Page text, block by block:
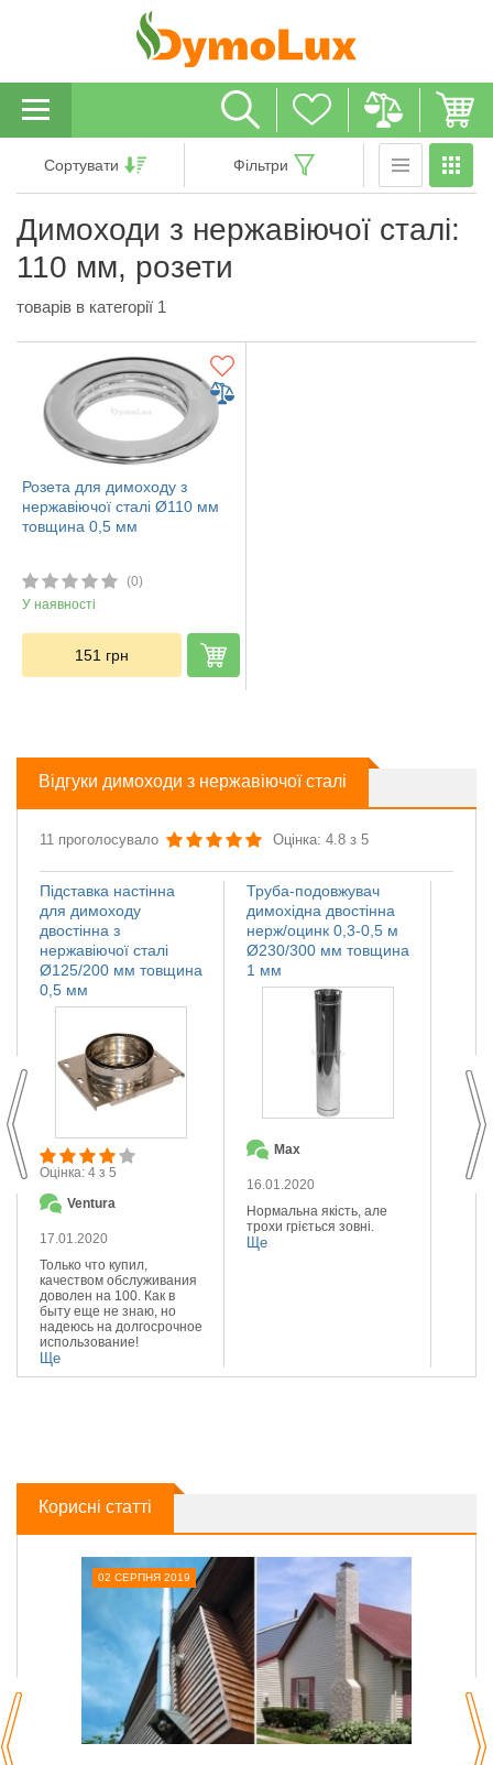
Димоходи з нержавіючої сталі:
110 мм, розети
товарів в категорії 1
Сортувати Фільтри
Розета для димоходу з
нержавіючої сталі Ø110 мм
товщина 0,5 мм
(0)
У наявності
151 грн
Відгуки димоходи з нержавіючої сталі
11 проголосувало Оцінка: 4.8 з 5
Труба-подовжувач
димохідна двостінна
нерж/оцинк 0,3-0,5 м
Ø230/300 мм товщина
1 мм
Max
16.01.2020
Нормальна якість, але
трохи гріється зовні.
Ще
Підставка настінна
для димоходу
двостінна з
нержавіючої сталі
Ø125/200 мм товщина
0,5 мм
Оцінка: 4 з 5
Ventura
17.01.2020
Только что купил,
качеством обслуживания
доволен на 100. Как в
быту еще не знаю, но
надеюсь на долгосрочное
использование!
Ще
Корисні статті
02 СЕРПНЯ 2019